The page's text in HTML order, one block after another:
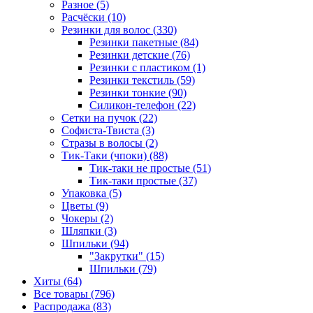
Разное (5)
Расчёски (10)
Резинки для волос (330)
Резинки пакетные (84)
Резинки детские (76)
Резинки с пластиком (1)
Резинки текстиль (59)
Резинки тонкие (90)
Силикон-телефон (22)
Сетки на пучок (22)
Софиста-Твиста (3)
Стразы в волосы (2)
Тик-Таки (чпоки) (88)
Тик-таки не простые (51)
Тик-таки простые (37)
Упаковка (5)
Цветы (9)
Чокеры (2)
Шляпки (3)
Шпильки (94)
"Закрутки" (15)
Шпильки (79)
Хиты (64)
Все товары (796)
Распродажа (83)